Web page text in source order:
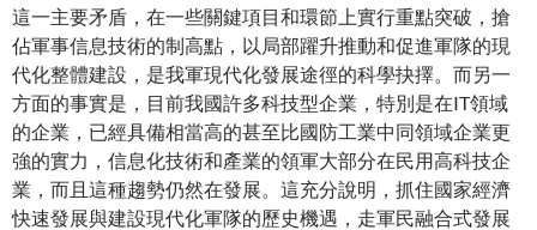
這一主要矛盾，在一些關鍵項目和環節上實行重點突破，搶
佔軍事信息技術的制高點，以局部躍升推動和促進軍隊的現
代化整體建設，是我軍現代化發展途徑的科學抉擇。而另一
方面的事實是，目前我國許多科技型企業，特別是在IT領域
的企業，已經具備相當高的甚至比國防工業中同領域企業更
強的實力，信息化技術和產業的領軍大部分在民用高科技企
業，而且這種趨勢仍然在發展。這充分說明，抓住國家經濟
快速發展與建設現代化軍隊的歷史機遇，走軍民融合式發展